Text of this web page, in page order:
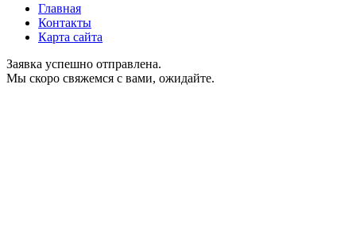
Главная
Контакты
Карта сайта
Заявка успешно отправлена.
Мы скоро свяжемся с вами, ожидайте.